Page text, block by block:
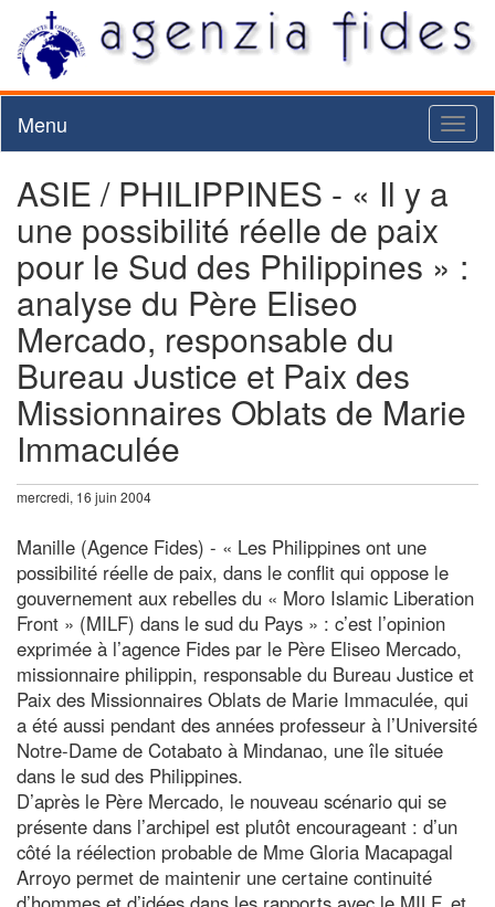
Menu
ASIE / PHILIPPINES - « Il y a
une possibilité réelle de paix
pour le Sud des Philippines » :
analyse du Père Eliseo
Mercado, responsable du
Bureau Justice et Paix des
Missionnaires Oblats de Marie
Immaculée
mercredi, 16 juin 2004
Manille (Agence Fides) - « Les Philippines ont une
possibilité réelle de paix, dans le conflit qui oppose le
gouvernement aux rebelles du « Moro Islamic Liberation
Front » (MILF) dans le sud du Pays » : c’est l’opinion
exprimée à l’agence Fides par le Père Eliseo Mercado,
missionnaire philippin, responsable du Bureau Justice et
Paix des Missionnaires Oblats de Marie Immaculée, qui
a été aussi pendant des années professeur à l’Université
Notre-Dame de Cotabato à Mindanao, une île située
dans le sud des Philippines.
D’après le Père Mercado, le nouveau scénario qui se
présente dans l’archipel est plutôt encourageant : d’un
côté la réélection probable de Mme Gloria Macapagal
Arroyo permet de maintenir une certaine continuité